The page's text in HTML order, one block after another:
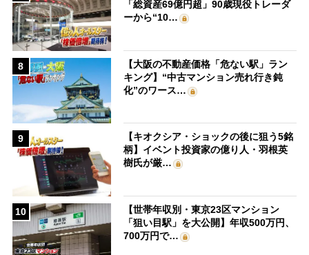
「総資産69億円超」90歳現役トレーダ
ーから“10…
8
【大阪の不動産価格「危ない駅」ラン
キング】“中古マンション売れ行き鈍
化”のワース…
9
【キオクシア・ショックの後に狙う5銘
柄】イベント投資家の億り人・羽根英
樹氏が厳…
10
【世帯年収別・東京23区マンション
「狙い目駅」を大公開】年収500万円、
700万円で…